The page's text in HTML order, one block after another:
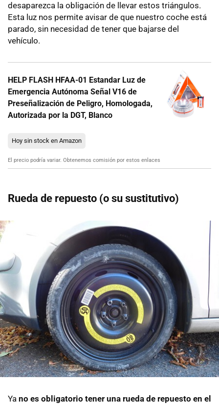
desaparezca la obligación de llevar estos triángulos.
Esta luz nos permite avisar de que nuestro coche está
parado, sin necesidad de tener que bajarse del
vehículo.
HELP FLASH HFAA-01 Estandar Luz de
Emergencia Autónoma Señal V16 de
Preseñalización de Peligro, Homologada,
Autorizada por la DGT, Blanco
Hoy sin stock en Amazon
El precio podría variar. Obtenemos comisión por estos enlaces
Rueda de repuesto (o su sustitutivo)
Ya no es obligatorio tener una rueda de repuesto en el